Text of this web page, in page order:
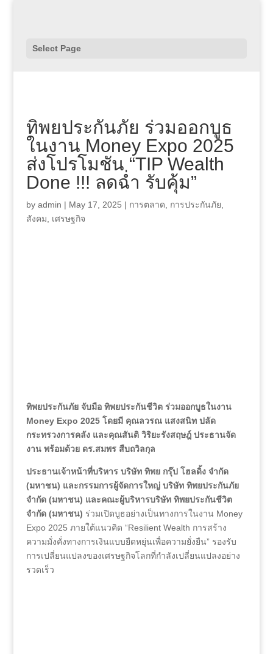
Select Page
ทิพยประกันภัย ร่วมออกบูธ
ในงาน Money Expo 2025
ส่งโปรโมชัน “TIP Wealth
Done !!! ลดฉ่ำ รับคุ้ม”
by admin | May 17, 2025 | การตลาด การประกันภัย
สังคม
เศรษฐกิจ
ทิพยประกันภัย จับมือ ทิพยประกันชีวิต ร่วมออกบูธในงาน
Money Expo 2025 โดยมี คุณลวรณ แสงสนิท ปลัด
กระทรวงการคลัง และคุณสันติ วิริยะรังสฤษฎ์ ประธานจัด
งาน พร้อมด้วย ดร.สมพร สืบถวิลกุล
ประธานเจ้าหน้าที่บริหาร บริษัท ทิพย กรุ๊ป โฮลดิ้ง จำกัด
(มหาชน) และกรรมการผู้จัดการใหญ่ บริษัท ทิพยประกันภัย
จำกัด (มหาชน) และคณะผู้บริหารบริษัท ทิพยประกันชีวิต
จำกัด (มหาชน) ร่วมเปิดบูธอย่างเป็นทางการในงาน Money
Expo 2025 ภายใต้แนวคิด “Resilient Wealth การสร้าง
ความมั่งคั่งทางการเงินแบบยืดหยุ่นเพื่อความยั่งยืน” รองรับ
การเปลี่ยนแปลงของเศรษฐกิจโลกที่กำลังเปลี่ยนแปลงอย่าง
รวดเร็ว